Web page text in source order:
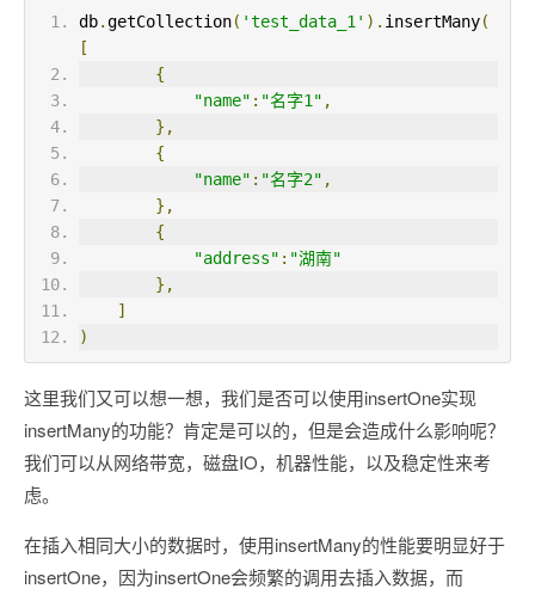
db.getCollection( 'test_data_1' ). insertMany(
[
{
"name" : "名字1" ,
},
{
"name" : "名字2" ,
},
{
"address" : "湖南"
},
]
)
这里我们又可以想一想，我们是否可以使用insertOne实现
insertMany的功能？肯定是可以的，但是会造成什么影响呢？
我们可以从网络带宽，磁盘IO，机器性能，以及稳定性来考
虑。
在插入相同大小的数据时，使用insertMany的性能要明显好于
insertOne，因为insertOne会频繁的调用去插入数据，而